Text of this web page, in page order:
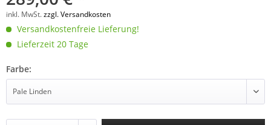
inkl. MwSt.zzgl. Versandkosten
Versandkostenfreie Lieferung!
Lieferzeit 20 Tage
Farbe: